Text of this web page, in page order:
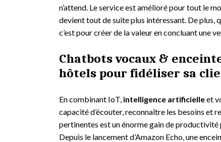
n’attend. Le service est amélioré pour tout le
devient tout de suite plus intéressant. De plus,
c’est pour créer de la valeur en concluant une
Chatbots vocaux &
hôtels pour fidéliser sa
En combinant IoT, intelligence artificielleet
capacité d’écouter, reconnaître les besoins
pertinentes est un énorme gain de
Depuis le lancement d’Amazon Echo, une